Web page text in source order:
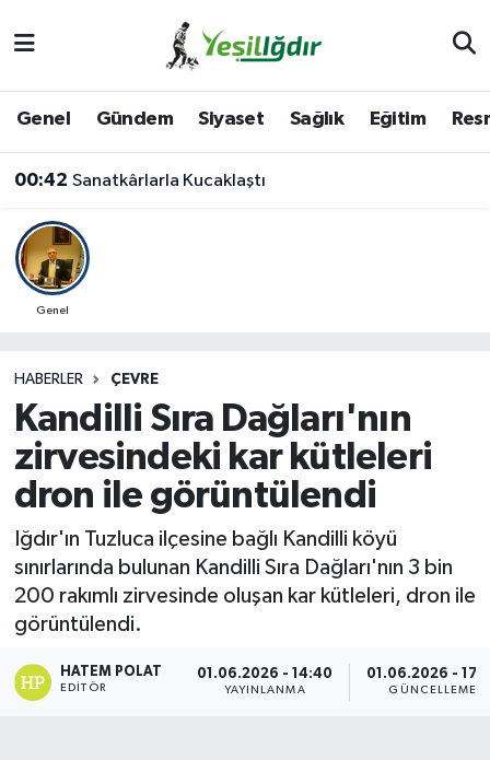
Genel Gündem Siyaset Sağlık Eğitim
00:42 Sanatkârlarla Kucaklaştı
Genel
HABERLER ÇEVRE
Kandilli Sıra Dağları'nın
zirvesindeki kar kütleleri
dron ile görüntülendi
Iğdır'ın Tuzluca ilçesine bağlı Kandilli köyü
sınırlarında bulunan Kandilli Sıra Dağları'nın 3 bin
200 rakımlı zirvesinde oluşan kar kütleleri, dron ile
görüntülendi.
HATEM POLAT
EDITÖR
01.06.2026 - 14:40
YAYINLANMA
01.06.2026 -
GÜNCELLEME
Iğdır Trafik Yoğunluk Haritası
Süper Lig Puan Durumu ve Fikstür
Son Dakika Haberleri
Haber Arşivi